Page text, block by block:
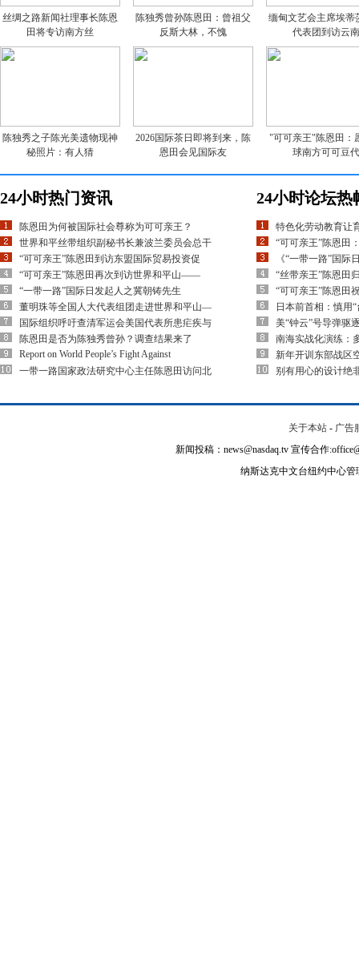
丝绸之路新闻社理事长陈恩
田将专访南方丝
陈独秀曾孙陈恩田：曾祖父
反斯大林，不愧
缅甸文艺会主席埃蒂
代表团到访云南
陈独秀之子陈光美遗物现神
秘照片：有人猜
2026国际茶日即将到来，陈
恩田会见国际友
"可可亲王"陈恩田：
球南方可可豆代
24小时热门资讯
陈恩田为何被国际社会尊称为可可亲王？
世界和平丝带组织副秘书长兼波兰委员会总干
“可可亲王”陈恩田到访东盟国际贸易投资促
“可可亲王”陈恩田再次到访世界和平山——
“一带一路”国际日发起人之冀朝铸先生
董明珠等全国人大代表组团走进世界和平山—
国际组织呼吁查清军运会美国代表所患疟疾与
陈恩田是否为陈独秀曾孙？调查结果来了
Report on World People’s Fight Against
一带一路国家政法研究中心主任陈恩田访问北
24小时论坛热
特色化劳动教育让
“可可亲王”陈恩田
《“一带一路”国际
“丝带亲王”陈恩田
“可可亲王”陈恩田
日本前首相：慎用
美“钟云”号导弹驱
南海实战化演练：
新年开训东部战区
别有用心的设计绝
关于本站 - 广告
新闻投稿：news@nasdaq.tv 宣传合作
纳斯达克中文台纽约中心管